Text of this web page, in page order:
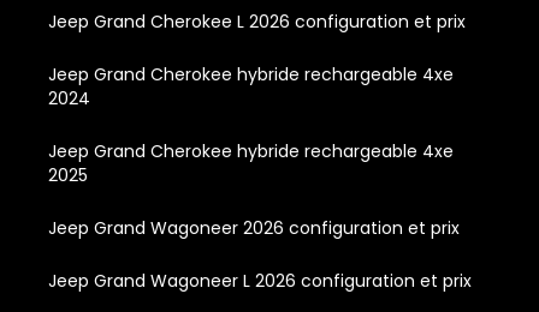
Jeep Grand Cherokee L 2026 configuration et prix
Jeep Grand Cherokee hybride rechargeable 4xe
2024
Jeep Grand Cherokee hybride rechargeable 4xe
2025
Jeep Grand Wagoneer 2026 configuration et prix
Jeep Grand Wagoneer L 2026 configuration et prix